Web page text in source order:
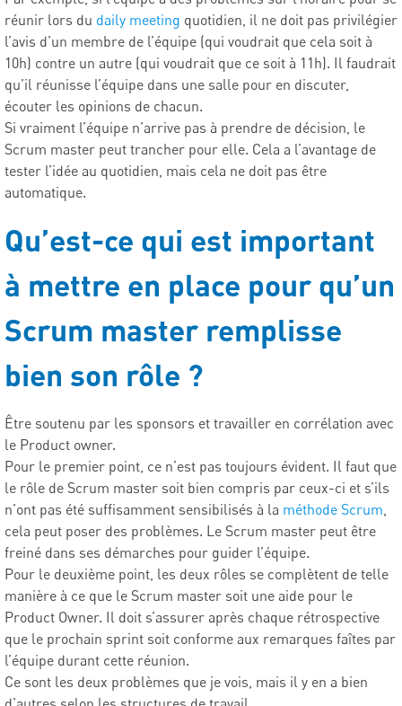
réunir lors du daily meeting quotidien, il ne doit pas privilégier
l’avis d’un membre de l’équipe (qui voudrait que cela soit à
10h) contre un autre (qui voudrait que ce soit à 11h). Il faudrait
qu’il réunisse l’équipe dans une salle pour en discuter,
écouter les opinions de chacun.
Si vraiment l’équipe n’arrive pas à prendre de décision, le
Scrum master peut trancher pour elle. Cela a l’avantage de
tester l’idée au quotidien, mais cela ne doit pas être
automatique.
Qu’est-ce qui est important
à mettre en place pour qu’un
Scrum master remplisse
bien son rôle ?
Être soutenu par les sponsors et travailler en corrélation avec
le Product owner.
Pour le premier point, ce n’est pas toujours évident. Il faut que
le rôle de Scrum master soit bien compris par ceux-ci et s’ils
n’ont pas été suffisamment sensibilisés à la méthode Scrum
cela peut poser des problèmes. Le Scrum master peut être
freiné dans ses démarches pour guider l’équipe.
Pour le deuxième point, les deux rôles se complètent de telle
manière à ce que le Scrum master soit une aide pour le
Product Owner. Il doit s’assurer après chaque rétrospective
que le prochain sprint soit conforme aux remarques faîtes par
l’équipe durant cette réunion.
Ce sont les deux problèmes que je vois, mais il y en a bien